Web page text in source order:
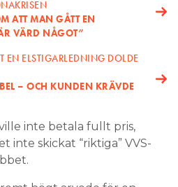
ATT MAN GÅTT EN
VÄRD NÅGOT”
EN ELSTIGARLEDNING DOLDE
– OCH KUNDEN KRÄVDE
inte betala fullt pris,
inte skickat “riktiga” VVS-